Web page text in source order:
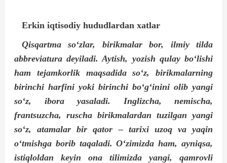
Erkin iqtisodiy hududlardan xatlar
Qisqartma so‘zlar, birikmalar bor, ilmiy tilda
abbreviatura deyiladi. Aytish, yozish qulay bo‘lishi
ham tejamkorlik maqsadida so‘z, birikmalarning
birinchi harfini yoki birinchi bo‘g‘inini olib yangi
so‘z, ibora yasaladi. Inglizcha, nemischa,
frantsuzcha, ruscha birikmalardan tuzilgan yangi
so‘z, atamalar bir qator – tarixi uzoq va yaqin
o‘tmishga borib taqaladi. O‘zimizda ham, ayniqsa,
istiqloldan keyin ona tilimizda yangi, qamrovli